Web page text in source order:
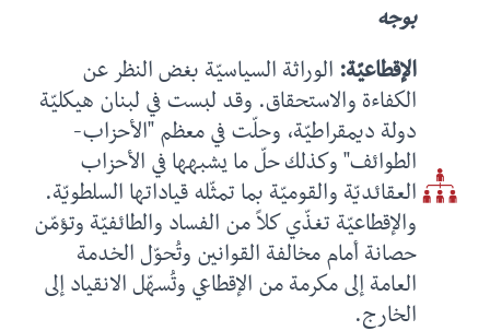
بوجه
الإقطاعيّة: الوراثة السياسيّة بغض النظر عن
الكفاءة والاستحقاق. وقد لبست في لبنان هيكليّة
دولة ديمقراطيّة، وحلّت في معظم "الأحزاب-
الطوائف" وكذلك حلّ ما يشبهها في الأحزاب
العقائديّة والقوميّة بما تمثّله قياداتها السلطويّة.
والإقطاعيّة تغذّي كلاً من الفساد والطائفيّة وتؤمّن
حصانة أمام مخالفة القوانين وتُحوّل الخدمة
العامة إلى مكرمة من الإقطاعي وتُسهّل الانقياد إلى
الخارج.